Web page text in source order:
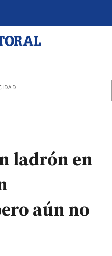
ladrón en
aún no